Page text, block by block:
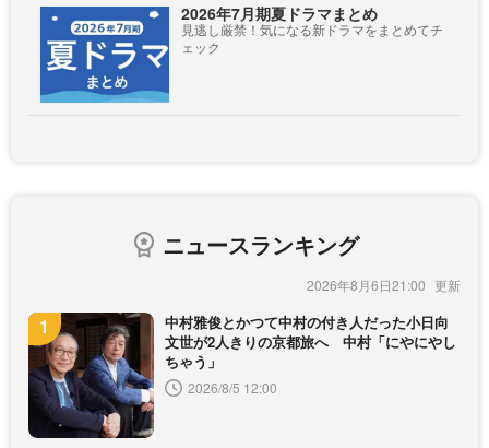
2026年7月期夏ドラマまとめ
見逃し厳禁！気になる新ドラマをまとめてチ
ェック
ニュースランキング
2026年8月6日21:00
中村雅俊とかつて中村の付き人だった小日向
文世が2人きりの京都旅へ 中村「にやにやし
ちゃう」
2026/8/5 12:00